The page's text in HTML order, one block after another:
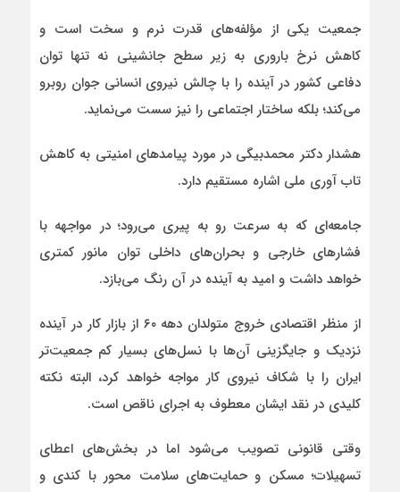
جمعیت یکی از مؤلفه‌های قدرت نرم و سخت است و
کاهش نرخ باروری به زیر سطح جانشینی نه تنها توان
دفاعی کشور در آینده را با چالش نیروی انسانی جوان روبرو
می‌کند؛ بلکه ساختار اجتماعی را نیز سست می‌نماید.
هشدار دکتر محمدبیگی در مورد پیامدهای امنیتی به کاهش
تاب‌ آوری ملی اشاره مستقیم دارد.
جامعه‌ای که به سرعت رو به پیری می‌رود؛ در مواجهه با
فشارهای خارجی و بحران‌های داخلی توان مانور کمتری
خواهد داشت و امید به آینده در آن رنگ می‌بازد.
از منظر اقتصادی خروج متولدان دهه ۶۰ از بازار کار در آینده
نزدیک و جایگزینی آن‌ها با نسل‌های بسیار کم‌ جمعیت‌تر
ایران را با شکاف نیروی کار مواجه خواهد کرد، البته نکته
کلیدی در نقد ایشان معطوف به اجرای ناقص است.
وقتی قانونی تصویب می‌شود اما در بخش‌های اعطای
تسهیلات؛ مسکن و حمایت‌های سلامت محور با کندی و